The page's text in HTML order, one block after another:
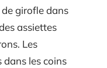
girofle dans
assiettes
Les
dans les coins